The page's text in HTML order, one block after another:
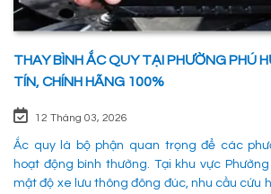
THAY BÌNH ẮC QUY TẠI PHƯỜNG PHÚ
TÍN, CHÍNH HÃNG 100%
12 Tháng 03, 2026
Ắc quy là bộ phận quan trọng để các
hoạt động bình thường. Tại khu vực
mật độ xe lưu thông đông đúc, nhu cầu cứu